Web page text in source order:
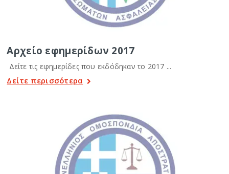
Αρχείο εφημερίδων 2017
Δείτε τις εφημερίδες που εκδόδηκαν το 2017 ...
Δείτε περισσότερα